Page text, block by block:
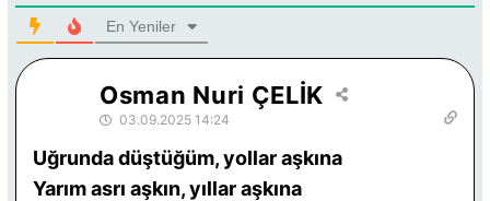
En Yeniler
Osman Nuri ÇELİK
03.09.2025 14:24
Uğrunda düştüğüm, yollar aşkına
Yarım asrı aşkın, yıllar aşkına